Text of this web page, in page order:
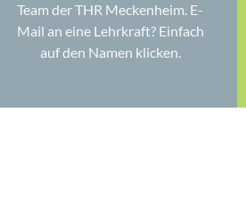
Team der THR Meckenheim. E-
Mail an eine Lehrkraft? Einfach
auf den Namen klicken.